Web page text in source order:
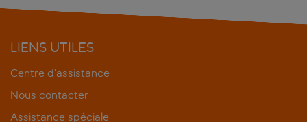
LIENS UTILES
Centre d’assistance
Nous contacter
Assistance spéciale